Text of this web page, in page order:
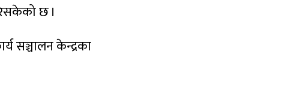
छ ।
सञ्चालन केन्द्रका